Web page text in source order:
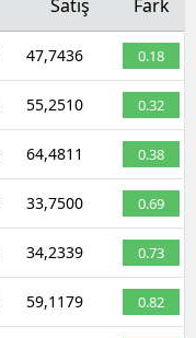
Satış Fark
47,7436 0.18
55,2510 0.32
64,4811 0.38
33,7500 0.69
34,2339 0.73
59,1179 0.82